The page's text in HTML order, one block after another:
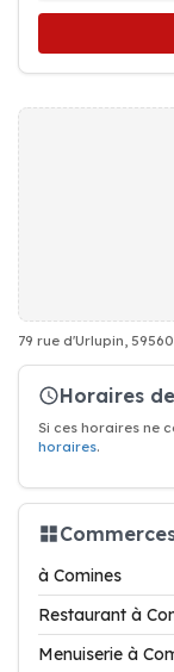
79 rue d'Urlupin,
Horaires
Si ces horaires ne
horaires.
à Comines
Restaurant à
Menuiserie à